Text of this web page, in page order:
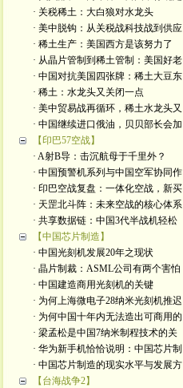
· 关税稀土：大白狼对水龙头
· 美中脱钩：从关税战科技战到供应
· 稀土生产：美国西方是该努力了
· 从晶片管制到稀土管制：美国好老
· 中国对抗美国四张牌：稀土大豆东
· 稀土：水龙头又关闭一点
· 美中贸易战再循环，稀土水龙头又
· 中国继续进口俄油，贝贝部长会加
【印巴57空战】
· A射B导：击沉航母于千里外？
· 中国预警机系列与中国空军协同作
· 印巴空战复盘：一体化空战，新买
· 天罡北斗阵：未来空战的核心体系
· 共享数据链：中国3代半战机轻松
【中国芯片制造】
· 中国光刻机发展20年之现状
· 晶片制裁：ASML公司有两个害怕
· 中国建造商用光刻机的关键
· 为何上海微电子28纳米光刻机推迟
· 为何中国十年内无法造出可商用的
· 梁孟松是中国7纳米制程技术的关
· 华为新手机恰恰说明：中国芯片制
· 中国芯片制造的现实水平与发展方
【台海战争2】